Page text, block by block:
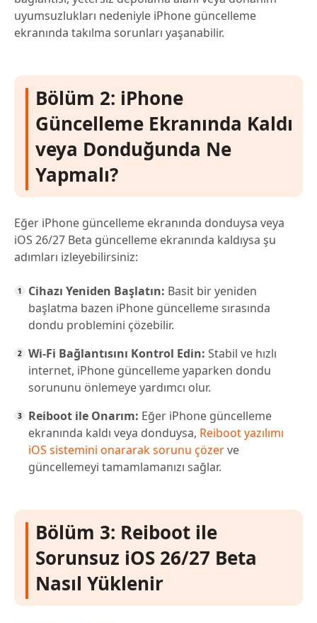
uyumsuzlukları nedeniyle iPhone güncelleme
ekranında takılma sorunları yaşanabilir.
Bölüm 2: iPhone
Güncelleme Ekranında Kaldı
veya Donduğunda Ne
Yapmalı?
Eğer iPhone güncelleme ekranında donduysa veya
iOS 26/27 Beta güncelleme ekranında kaldıysa şu
adımları izleyebilirsiniz:
Cihazı Yeniden Başlatın: Basit bir yeniden
başlatma bazen iPhone güncelleme sırasında
dondu problemini çözebilir.
Wi-Fi Bağlantısını Kontrol Edin: Stabil ve hızlı
internet, iPhone güncelleme yaparken dondu
sorununu önlemeye yardımcı olur.
Reiboot ile Onarım: Eğer iPhone güncelleme
ekranında kaldı veya donduysa, Reiboot yazılımı
iOS sistemini onararak sorunu çözerve
güncellemeyi tamamlamanızı sağlar.
Bölüm 3: Reiboot ile
Sorunsuz iOS 26/27 Beta
Nasıl Yüklenir